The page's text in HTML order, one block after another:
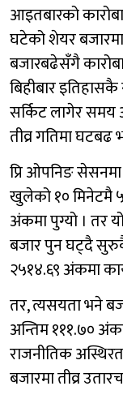
आइतबारको
घटेको शेयर
बजारबढेसँगै
बिहीबार
सर्किट लागेर
तीव्र गतिमा घटबढ
प्रि ओपनिङ
खुलेको १० मिनेटमै
अंकमा पुग्यो । तर
बजार पुन घट्दै
२५१४.६९ अंकमा
तर, त्यसयता भने
अन्तिम १११.७०
राजनीतिक
बजारमा तीव्र